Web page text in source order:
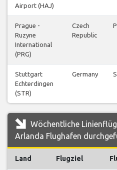
Airport (HAJ)
Prague -
Ruzyne
International
(PRG)
Czech
Republic
Stuttgart
Echterdingen
(STR)
Germany
Wöchentliche
Arlanda Flughafen
Land Flugziel